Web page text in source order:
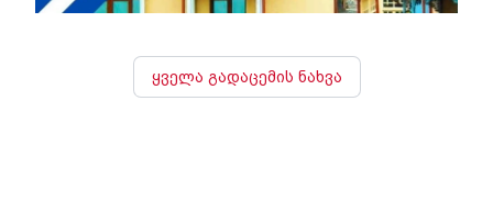
ყველა გადაცემის ნახვა